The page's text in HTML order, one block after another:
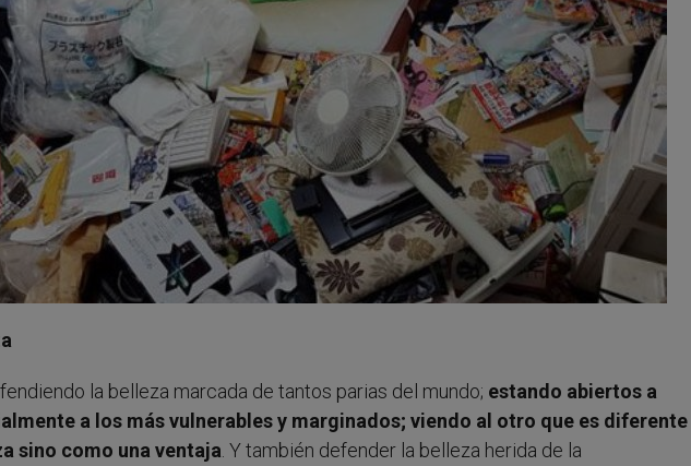
la belleza marcada de tantos parias del mundo; estando abiertos a
a los más vulnerables y marginados; viendo al otro que es diferente
sino como una ventaja . Y también defender la belleza herida de la